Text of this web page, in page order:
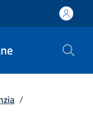
/